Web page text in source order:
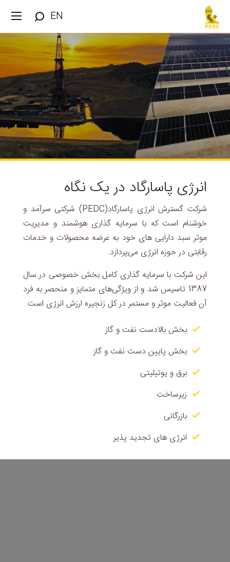
EN
انرژی پاسارگاد در یک نگاه
شرکت گسترش انرژی پاسارگاد(PEDC) شرکتی سرآمد و
خوشنام است که با سرمایه گذاری هوشمند و مدیریت
موثر سبد دارایی های خود به عرضه محصولات و خدمات
رقابتی در حوزه انرژی می‌پردازد.
این شرکت با سرمایه گذاری کامل بخش خصوصی در سال
1387 تاسیس شد و از ویژگی‌های متمایز و منحصر به فرد
آن فعالیت موثر و مستمر در کل زنجیره ارزش انرژی است.
بخش بالادست نفت و گاز
بخش پایین دست نفت و گاز
برق و یوتیلیتی
زیرساخت
بازرگانی
انرژی های تجدید پذیر